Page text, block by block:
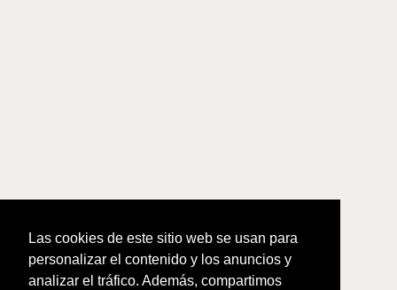
Las cookies de este sitio web se usan para
personalizar el contenido y los anuncios y
analizar el tráfico. Además, compartimos